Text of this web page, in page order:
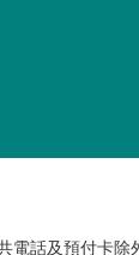
電話及預付卡除